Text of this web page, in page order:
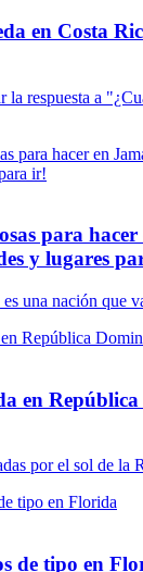
en Costa
la respuesta a
para
y lugares
es una nación que
en
por el sol de
de tipo en